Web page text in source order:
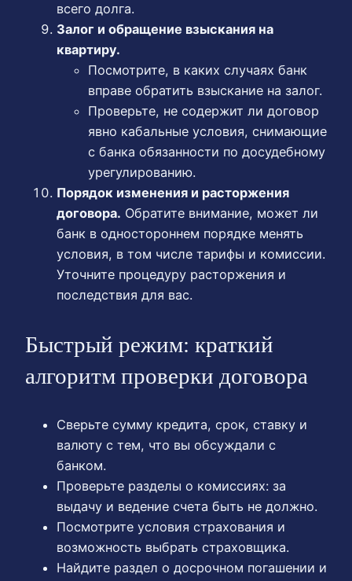
всего долга.
Залог и обращение взыскания на
квартиру.
Посмотрите, в каких случаях банк
вправе обратить взыскание на залог.
Проверьте, не содержит ли договор
явно кабальные условия, снимающие
с банка обязанности по досудебному
урегулированию.
Порядок изменения и расторжения
договора. Обратите внимание, может ли
банк в одностороннем порядке менять
условия, в том числе тарифы и комиссии.
Уточните процедуру расторжения и
последствия для вас.
Быстрый режим: краткий
алгоритм проверки договора
Сверьте сумму кредита, срок, ставку и
валюту с тем, что вы обсуждали с
банком.
Проверьте разделы о комиссиях: за
выдачу и ведение счета быть не должно.
Посмотрите условия страхования и
возможность выбрать страховщика.
Найдите раздел о досрочном погашении и